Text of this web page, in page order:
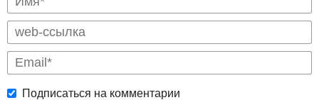
Подписаться на комментарии